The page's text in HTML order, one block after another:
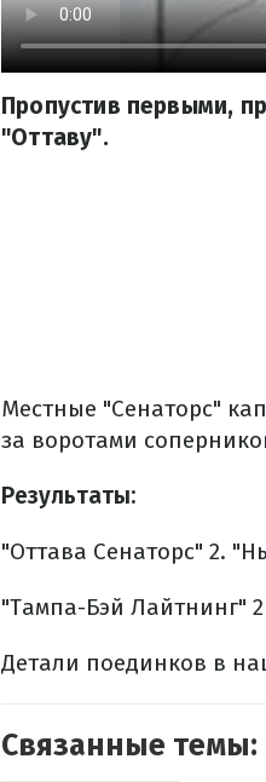
Пропустив первыми,
"Оттаву".
Местные "Сенаторс"
за воротами
Результаты:
"Оттава Сенаторс" 2.
"Тампа-Бэй Лайтнинг"
Детали поединков в
Связанные темы: